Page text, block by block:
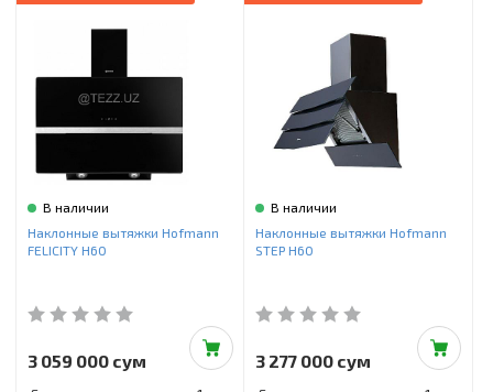
В наличии
Наклонные вытяжки Hofmann
FELICITY H60
3 059 000 сум
В наличии
Наклонные вытяжки Hofmann
STEP H60
3 277 000 сум